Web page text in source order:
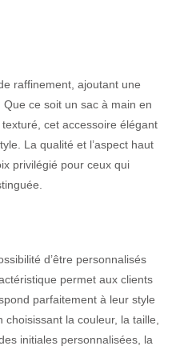
raffinement, ajoutant une
ce soit un sac à main en
cet accessoire élégant
La qualité et l’aspect haut
privilégié pour ceux qui
d’être personnalisés
permet aux clients
parfaitement à leur style
la couleur, la taille,
initiales personnalisées, la